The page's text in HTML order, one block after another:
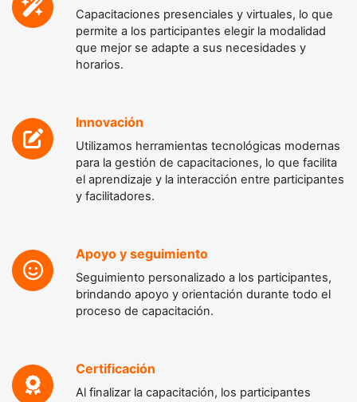
Capacitaciones presenciales y virtuales, lo que
permite a los participantes elegir la modalidad
que mejor se adapte a sus necesidades y
horarios.
Innovación
Utilizamos herramientas tecnológicas modernas
para la gestión de capacitaciones, lo que facilita
el aprendizaje y la interacción entre participantes
y facilitadores.
Apoyo y seguimiento
Seguimiento personalizado a los participantes,
brindando apoyo y orientación durante todo el
proceso de capacitación.
Certificación
Al finalizar la capacitación, los participantes